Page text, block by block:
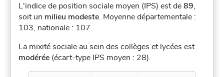
L'indice de position sociale moyen (IPS) est de89,
soit un milieu modeste. Moyenne départementale :
103, nationale : 107.
La mixité sociale au sein des collèges et lycées est
modérée (écart-type IPS moyen : 28).